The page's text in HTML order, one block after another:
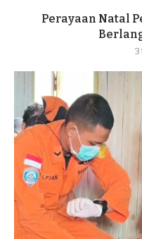
Perayaan Natal
3